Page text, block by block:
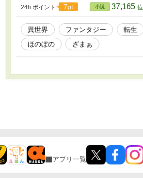
24h.ポイント 7pt 小説 37,165
異世界 ファンタジー 転生
ほのぼの
ざまぁ
アプリ一覧